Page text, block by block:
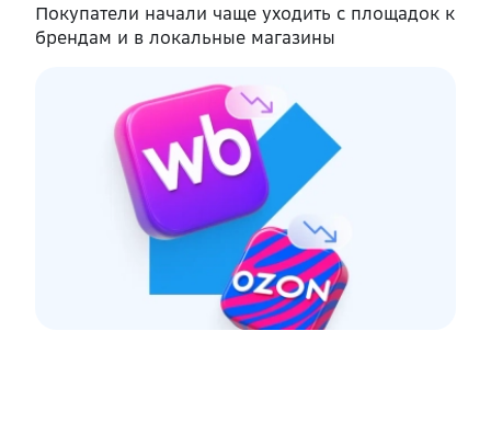
Покупатели начали чаще уходить с площадок к
брендам и в локальные магазины